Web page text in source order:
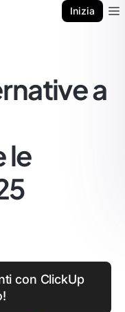
Inizia
a
le
con ClickUp